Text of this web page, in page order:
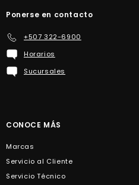
Ponerse en contacto
+507 322-6900
Horarios
Sucursales
CONOCE MÁS
Marcas
Servicio al Cliente
Servicio Técnico